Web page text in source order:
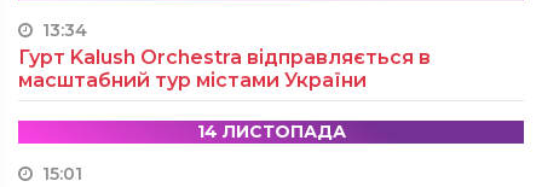
13:34
Гурт Kalush Orchestra відправляється в
масштабний тур містами України
14 ЛИСТОПАДА
15:01